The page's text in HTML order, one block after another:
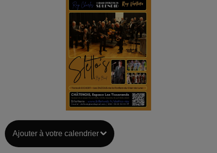
Ajouter à votre calendrier